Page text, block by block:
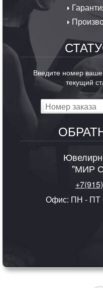
Введите номер
текущий
"МИР
Офис: ПН - ПТ